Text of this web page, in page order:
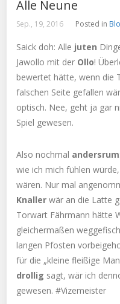
Alle Neune
Sep., 19, 2016 Posted in
Saick doh: Alle juten
Jawollo mit der Ollo!
bewertet hätte, wenn die
falschen Seite gefallen
optisch. Nee, geht ja gar
Spiel gewesen.
Also nochmal andersrum
wie ich mich fühlen
wären. Nur mal
Knallerwär an die Latte
Torwart Fährmann hätte
gleichermaßen
langen Pfosten
für die „kleine fleißige
drollig sagt, wär ich
gewesen. #Vizemeister